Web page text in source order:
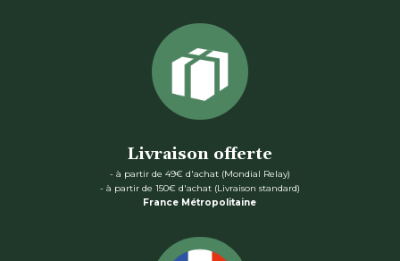
Livraison offerte
- à partir de 49€ d'achat (Mondial Relay)
- à partir de 150€ d'achat (Livraison standard)
France Métropolitaine